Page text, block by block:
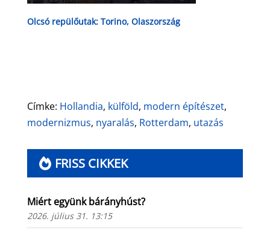
Olcsó repülőutak: Torino, Olaszország
Címke: Hollandia, külföld, modern építészet,
modernizmus, nyaralás, Rotterdam, utazás
FRISS CIKKEK
Miért együnk bárányhúst?
2026. július 31. 13:15